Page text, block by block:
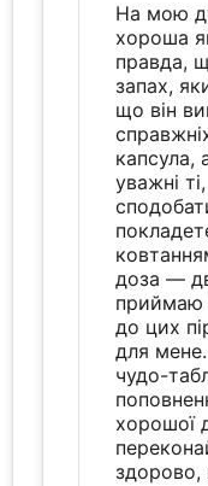
На мою
хороша
правда,
запах,
що він
капсула,
уважні
доза —
приймаю
до цих
для
чудо-
хорошої